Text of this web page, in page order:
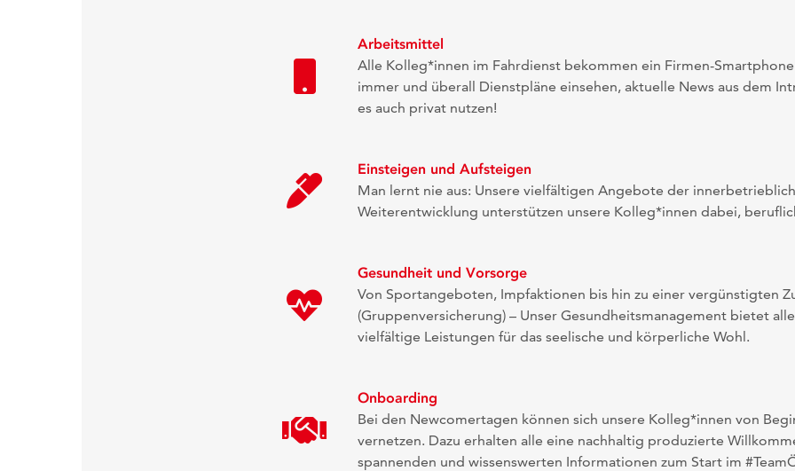
Arbeitsmittel
Alle Kolleg*innen im Fahrdienst bekommen ein Firmen-
immer und überall Dienstpläne einsehen, aktuelle News aus dem
es auch privat nutzen!
Einsteigen und Aufsteigen
Man lernt nie aus: Unsere vielfältigen Angebote der
Weiterentwicklung unterstützen unsere Kolleg*innen dabei,
Gesundheit und Vorsorge
Von Sportangeboten, Impfaktionen bis hin zu einer vergünstigten
(Gruppenversicherung) – Unser Gesundheitsmanagement bietet
vielfältige Leistungen für das seelische und körperliche Wohl.
Onboarding
Bei den Newcomertagen können sich unsere Kolleg*innen von
vernetzen. Dazu erhalten alle eine nachhaltig produzierte
spannenden und wissenswerten Informationen zum Start im